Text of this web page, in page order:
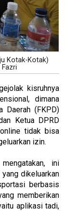
Kotak-Kotak)
kisruhnya
dimana
Daerah (FKPD)
Ketua DPRD
tidak bisa
izin.
ini
dikeluarkan
berbasis
memberikan
aplikasi tadi,